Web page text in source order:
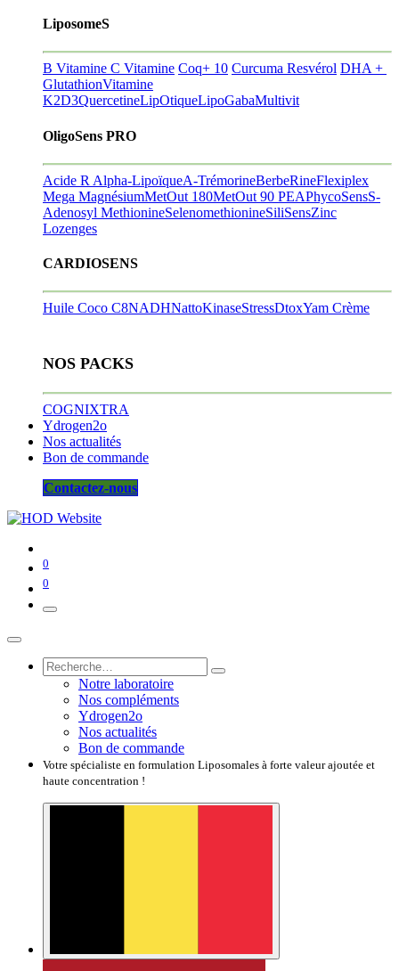
LiposomeS
B Vitamine C Vitamine Coq+ 10 Curcuma Resvérol DHA +
GlutathionVitamine
K2D3QuercetineLipOtiqueLipoGabaMultivit
OligoSens PRO
Acide R Alpha-LipoïqueA-TrémorineBerbeRineFlexiplex
Mega MagnésiumMetOut 180MetOut 90 PEAPhycoSensS-
Adenosyl MethionineSelenomethionineSiliSensZinc
Lozenges
CARDIOSENS
Huile Coco C8NADHNattoKinaseStressDtoxYam Crème
NOS PACKS
COGNIXTRA
Ydrogen2o
Nos actualités
Bon de commande
Contactez-nous
0
0
Notre laboratoire
Nos compléments
Ydrogen2o
Nos actualités
Bon de commande
Votre spécialiste en formulation Liposomales à forte valeur ajoutée et
haute concentration !